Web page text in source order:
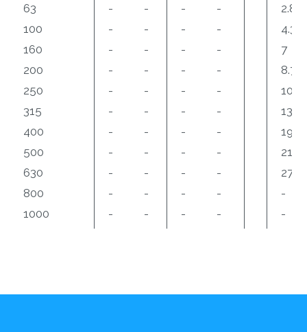
63
- - - -
2.8
100
- - - -
4.35
160
- - - -
7
200
- - - -
8.7
250
- - - -
10.9
315
- - - -
13.7
400
- - - -
19.5
500
- - - -
21.8
630
- - - -
27.6
800
- - - -
-
1000
- - - - -